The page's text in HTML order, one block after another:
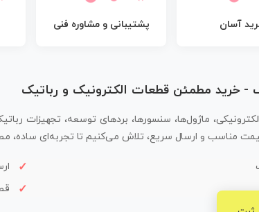
آسان پشتیبانی و مشاوره فنی
- خرید مطمئن قطعات الکترونیک و رباتیک
ماژول‌ها، سنسورها، بردهای توسعه، تجهیزات
مناسب و ارسال سریع، تلاش می‌کنیم تا تجربه‌ای ساده،